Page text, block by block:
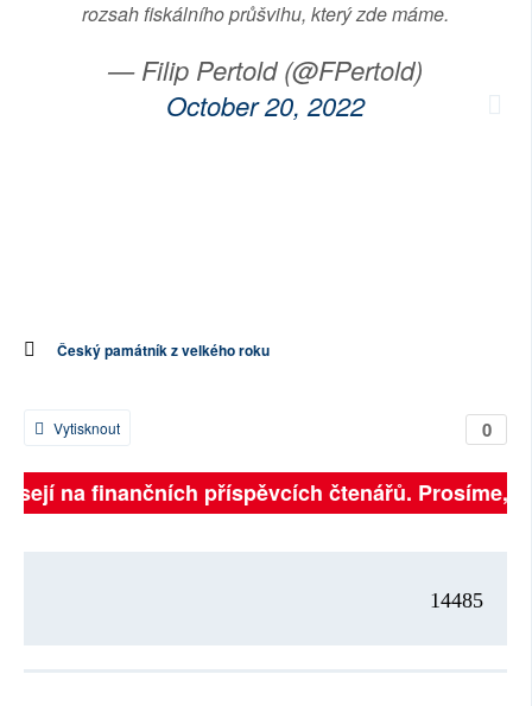
rozsah fiskálního průšvihu, který zde máme.
— Filip Pertold (@FPertold)
October 20, 2022
Český památník z velkého roku
0
Vytisknout
na finančních příspěvcích čtenářů. Prosíme,
14485